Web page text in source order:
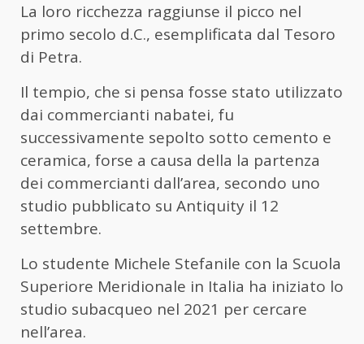
La loro ricchezza raggiunse il picco nel
primo secolo d.C., esemplificata dal Tesoro
di Petra.
Il tempio, che si pensa fosse stato utilizzato
dai commercianti nabatei, fu
successivamente sepolto sotto cemento e
ceramica, forse a causa della la partenza
dei commercianti dall’area, secondo uno
studio pubblicato su Antiquity il 12
settembre.
Lo studente Michele Stefanile con la Scuola
Superiore Meridionale in Italia ha iniziato lo
studio subacqueo nel 2021 per cercare
nell’area.